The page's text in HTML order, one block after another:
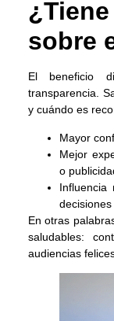
sobre
El beneficio
transparencia.
y cuándo es
Mayor
Mejor
o
decisiones
En otras
saludables:
audiencias